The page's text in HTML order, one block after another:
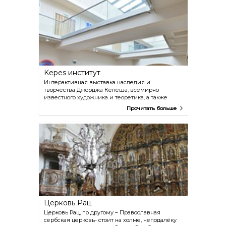
Проектировщиком здания был Килиан Игнац
Динценхофер, придворный архитектор венского
князя-архиепископа.
Kepes институт
Интерактивная выставка наследия и
творчества Джорджа Кепеша, всемирно
известного художника и теоретика, а также
влияние искусства и философии Кепеша на
современное искусство в крупнейшем
Северной Венгрии.
Прочитать больше
Церковь Рац
Церковь Рац, по другому – Православная
сербская церковь- стоит на холме, неподалёку